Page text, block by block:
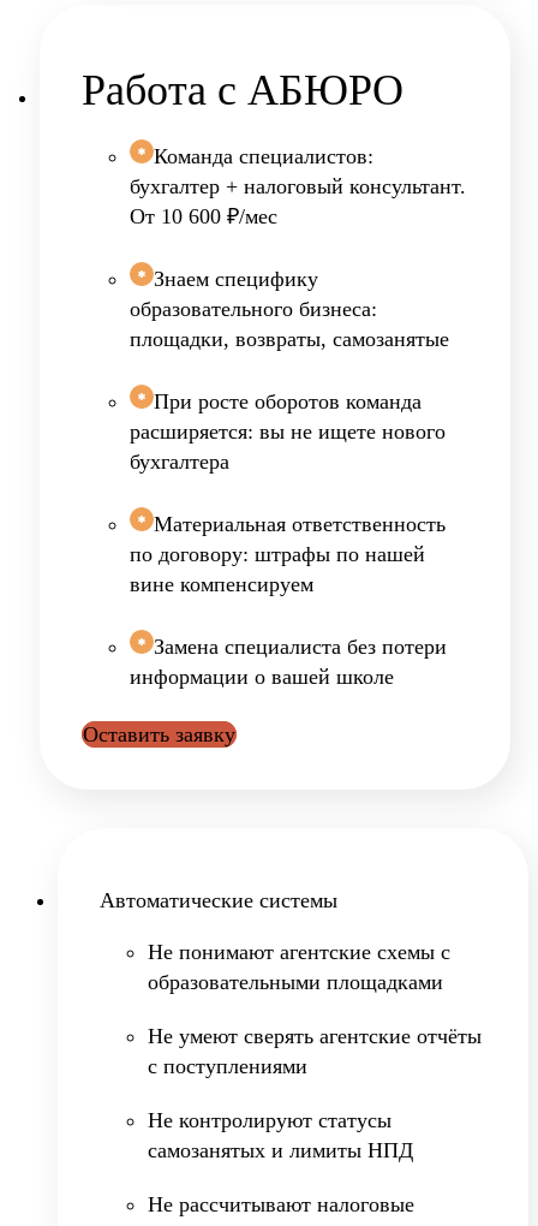
Работа с АБЮРО
Команда специалистов:
бухгалтер + налоговый консультант.
От 10 600 ₽/мес
Знаем специфику
образовательного бизнеса:
площадки, возвраты, самозанятые
При росте оборотов команда
расширяется: вы не ищете нового
бухгалтера
Материальная ответственность
по договору: штрафы по нашей
вине компенсируем
Замена специалиста без потери
информации о вашей школе
Оставить заявку
Автоматические системы
Не понимают агентские схемы с
образовательными площадками
Не умеют сверять агентские отчёты
с поступлениями
Не контролируют статусы
самозанятых и лимиты НПД
Не рассчитывают налоговые